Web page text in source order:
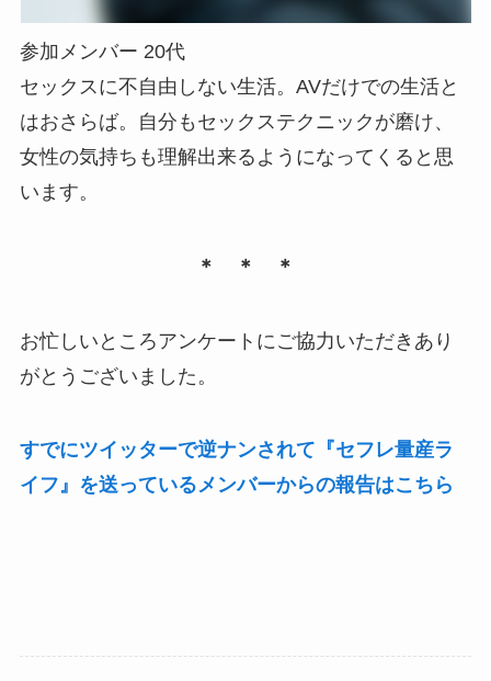
参加メンバー 20代
セックスに不自由しない生活。AVだけでの生活と
はおさらば。自分もセックステクニックが磨け、
女性の気持ちも理解出来るようになってくると思
います。
＊ ＊ ＊
お忙しいところアンケートにご協力いただきあり
がとうございました。
すでにツイッターで逆ナンされて『セフレ量産ラ
イフ』を送っているメンバーからの報告はこちら